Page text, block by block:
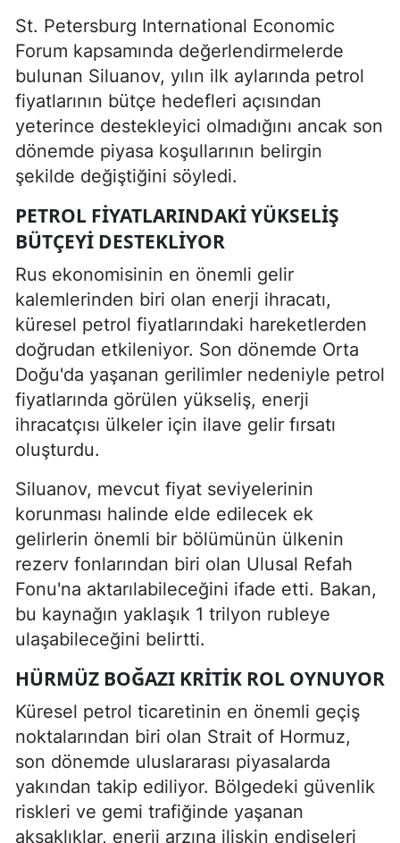
St. Petersburg International Economic
Forum kapsamında değerlendirmelerde
bulunan Siluanov, yılın ilk aylarında petrol
fiyatlarının bütçe hedefleri açısından
yeterince destekleyici olmadığını ancak son
dönemde piyasa koşullarının belirgin
şekilde değiştiğini söyledi.
PETROL FIYATLARINDAKI YÜKSELIŞ
BÜTÇEYI DESTEKLIYOR
Rus ekonomisinin en önemli gelir
kalemlerinden biri olan enerji ihracatı,
küresel petrol fiyatlarındaki hareketlerden
doğrudan etkileniyor. Son dönemde Orta
Doğu'da yaşanan gerilimler nedeniyle petrol
fiyatlarında görülen yükseliş, enerji
ihracatçısı ülkeler için ilave gelir fırsatı
oluşturdu.
Siluanov, mevcut fiyat seviyelerinin
korunması halinde elde edilecek ek
gelirlerin önemli bir bölümünün ülkenin
rezerv fonlarından biri olan Ulusal Refah
Fonu'na aktarılabileceğini ifade etti. Bakan,
bu kaynağın yaklaşık 1 trilyon rubleye
ulaşabileceğini belirtti.
HÜRMÜZ BOĞAZI KRITIK ROL OYNUYOR
Küresel petrol ticaretinin en önemli geçiş
noktalarından biri olan Strait of Hormuz,
son dönemde uluslararası piyasalarda
yakından takip ediliyor. Bölgedeki güvenlik
riskleri ve gemi trafiğinde yaşanan
aksaklıklar, enerji arzına ilişkin endişeleri